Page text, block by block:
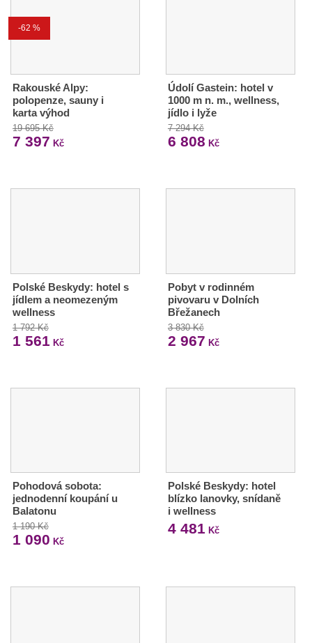
-62 %
Rakouské Alpy:
polopenze, sauny i
karta výhod
19 695 Kč
7 397 Kč
Údolí Gastein: hotel v
1000 m n. m., wellness,
jídlo i lyže
7 294 Kč
6 808 Kč
Polské Beskydy: hotel s
jídlem a neomezeným
wellness
1 792 Kč
1 561 Kč
Pobyt v rodinném
pivovaru v Dolních
Břežanech
3 830 Kč
2 967 Kč
Pohodová sobota:
jednodenní koupání u
Balatonu
1 190 Kč
1 090 Kč
Polské Beskydy: hotel
blízko lanovky, snídaně
i wellness
4 481 Kč